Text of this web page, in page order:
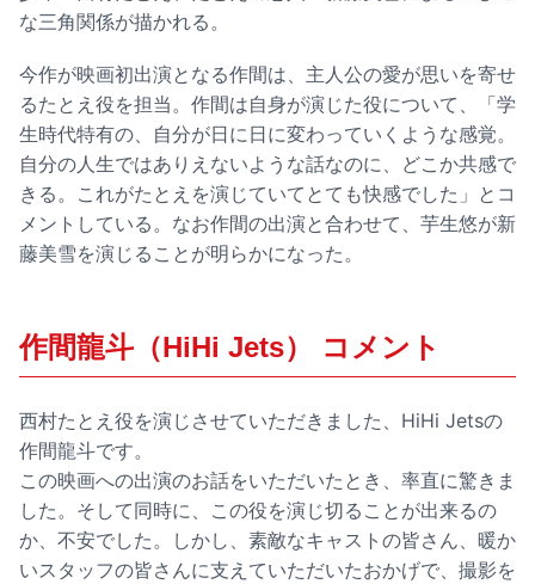
な三角関係が描かれる。
今作が映画初出演となる作間は、主人公の愛が思いを寄せ
るたとえ役を担当。作間は自身が演じた役について、「学
生時代特有の、自分が日に日に変わっていくような感覚。
自分の人生ではありえないような話なのに、どこか共感で
きる。これがたとえを演じていてとても快感でした」とコ
メントしている。なお作間の出演と合わせて、芋生悠が新
藤美雪を演じることが明らかになった。
作間龍斗（HiHi Jets） コメント
西村たとえ役を演じさせていただきました、HiHi Jetsの
作間龍斗です。
この映画への出演のお話をいただいたとき、率直に驚きま
した。そして同時に、この役を演じ切ることが出来るの
か、不安でした。しかし、素敵なキャストの皆さん、暖か
いスタッフの皆さんに支えていただいたおかげで、撮影を